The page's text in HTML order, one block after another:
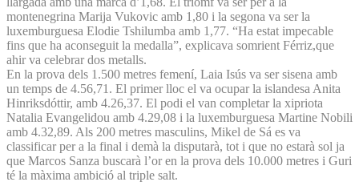
montenegrina Marija Vukovic amb 1,80 i la segona va ser la
luxemburguesa Elodie Tshilumba amb 1,77. “Ha estat impecable
fins que ha aconseguit la medalla”, explicava somrient Férriz,que
ahir va celebrar dos metalls.
En la prova dels 1.500 metres femení, Laia Isús va ser sisena amb
un temps de 4.56,71. El primer lloc el va ocupar la islandesa Anita
Hinriksdóttir, amb 4.26,37. El podi el van completar la xipriota
Natalia Evangelidou amb 4.29,08 i la luxemburguesa Martine Nobili
amb 4.32,89. Als 200 metres masculins, Mikel de Sá es va
classificar per a la final i demà la disputarà, tot i que no estarà sol ja
que Marcos Sanza buscarà l’or en la prova dels 10.000 metres i Guri
té la màxima ambició al triple salt.